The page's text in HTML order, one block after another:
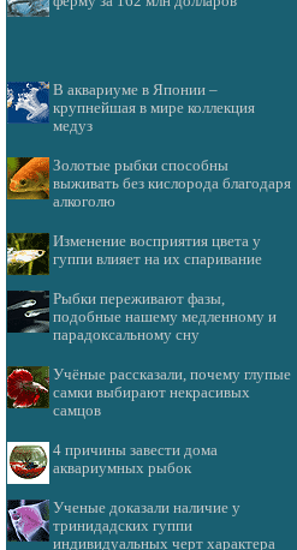
В аквариуме в Японии –
крупнейшая в мире коллекция
медуз
Золотые рыбки способны
выживать без кислорода благодаря
алкоголю
Изменение восприятия цвета у
гуппи влияет на их спаривание
Рыбки переживают фазы,
подобные нашему медленному и
парадоксальному сну
Учёные рассказали, почему глупые
самки выбирают некрасивых
самцов
4 причины завести дома
аквариумных рыбок
Ученые доказали наличие у
тринидадских гуппи
индивидуальных черт характера